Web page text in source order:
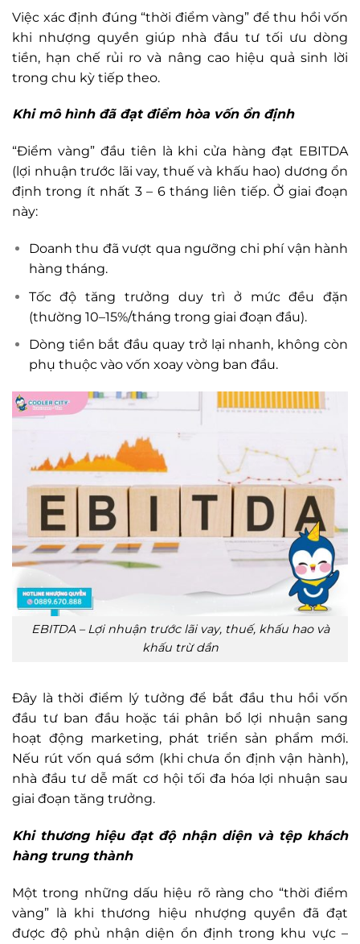
Việc xác định đúng “thời điểm vàng” để thu hồi vốn
khi nhượng quyền giúp nhà đầu tư tối ưu dòng
tiền, hạn chế rủi ro và nâng cao hiệu quả sinh lời
trong chu kỳ tiếp theo.
Khi mô hình đã đạt điểm hòa vốn ổn định
“Điểm vàng” đầu tiên là khi cửa hàng đạt EBITDA
(lợi nhuận trước lãi vay, thuế và khấu hao) dương ổn
định trong ít nhất 3 – 6 tháng liên tiếp. Ở giai đoạn
này:
Doanh thu đã vượt qua ngưỡng chi phí vận hành
hàng tháng.
Tốc độ tăng trưởng duy trì ở mức đều đặn
(thường 10–15%/tháng trong giai đoạn đầu).
Dòng tiền bắt đầu quay trở lại nhanh, không còn
phụ thuộc vào vốn xoay vòng ban đầu.
EBITDA – Lợi nhuận trước lãi vay, thuế, khấu hao và
khấu trừ dần
Đây là thời điểm lý tưởng để bắt đầu thu hồi vốn
đầu tư ban đầu hoặc tái phân bổ lợi nhuận sang
hoạt động marketing, phát triển sản phẩm mới.
Nếu rút vốn quá sớm (khi chưa ổn định vận hành),
nhà đầu tư dễ mất cơ hội tối đa hóa lợi nhuận sau
giai đoạn tăng trưởng.
Khi thương hiệu đạt độ nhận diện và tệp khách
hàng trung thành
Một trong những dấu hiệu rõ ràng cho “thời điểm
vàng” là khi thương hiệu nhượng quyền đã đạt
được độ phủ nhận diện ổn định trong khu vực –